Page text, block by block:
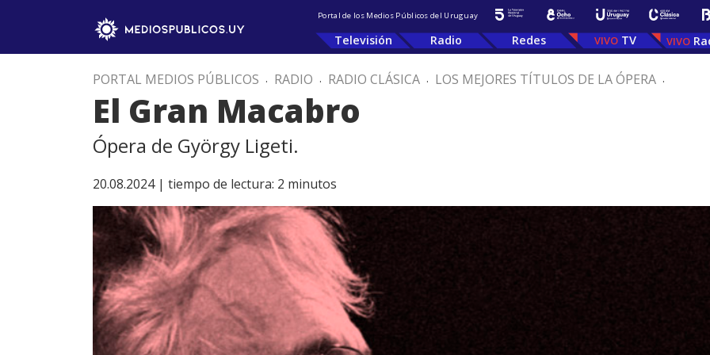
Portal de los Medios Públicos del Uruguay
Televisión Radio Redes TV
PORTAL MEDIOS PÚBLICOS . RADIO . RADIO CLÁSICA . LOS MEJORES TÍTULOS DE LA ÓPERA .
El Gran Macabro
Ópera de György Ligeti.
20.08.2024 | tiempo de lectura: 2 minutos